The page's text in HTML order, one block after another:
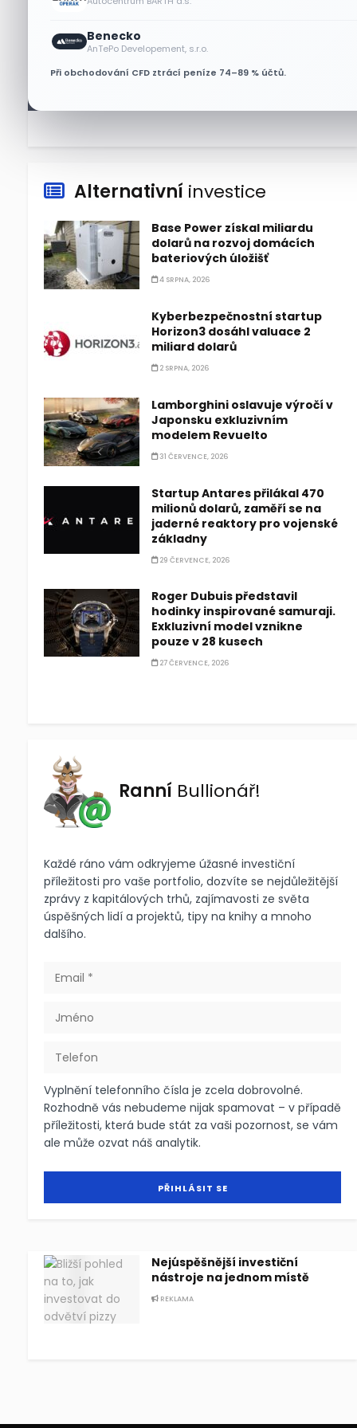
Benecko
AnTePo Developement, s.r.o.
Při obchodování CFD ztrácí peníze 74–89 % účtů.
Lisa Su zlehčuje Muskův
závazek vůči Nvidii. Akcie AMD
po výsledcích klesají
Alternativní investice
Base Power získal miliardu
dolarů na rozvoj domácích
bateriových úložišť
4 SRPNA, 2026
Kyberbezpečnostní startup
Horizon3 dosáhl valuace 2
miliard dolarů
2 SRPNA, 2026
Lamborghini oslavuje výročí v
Japonsku exkluzivním
modelem Revuelto
31 ČERVENCE, 2026
Startup Antares přilákal 470
milionů dolarů, zaměří se na
jaderné reaktory pro vojenské
základny
29 ČERVENCE, 2026
Roger Dubuis představil
hodinky inspirované samuraji.
Exkluzivní model vznikne
pouze v 28 kusech
27 ČERVENCE, 2026
Ranní Bullionář!
Každé ráno vám odkryjeme úžasné investiční
příležitosti pro vaše portfolio, dozvíte se nejdůležitější
zprávy z kapitálových trhů, zajímavosti ze světa
úspěšných lidí a projektů, tipy na knihy a mnoho
dalšího.
Vyplnění telefonního čísla je zcela dobrovolné.
Rozhodně vás nebudeme nijak spamovat – v případě
příležitosti, která bude stát za vaši pozornost, se vám
ale může ozvat náš analytik.
Nejúspěšnější investiční
nástroje na jednom místě
REKLAMA